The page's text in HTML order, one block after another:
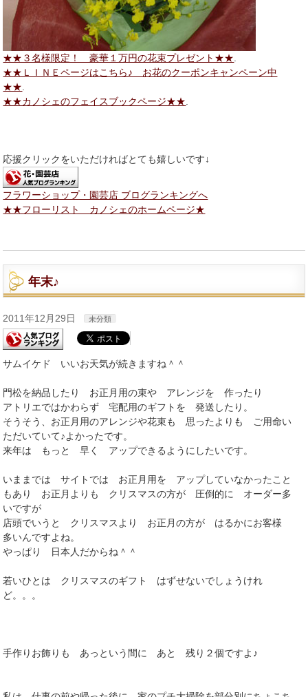
★★３名様限定！ 豪華１万円の花束プレゼント★★
★★ＬＩＮＥページはこちら♪ お花のクーポンキャンペーン中
★★
★★カノシェのフェイスブックページ★★
応援クリックをいただければとても嬉しいです↓
フラワーショップ・園芸店 ブログランキングへ
★★フローリスト カノシェのホームページ★
年末♪
2011年12月29日 未分類
サムイケド いいお天気が続きますね＾＾
門松を納品したり お正月用の束や アレンジを 作ったり
アトリエではかわらず 宅配用のギフトを 発送したり。
そうそう、お正月用のアレンジや花束も 思ったよりも ご用命い
ただいていて♪よかったです。
来年は もっと 早く アップできるようにしたいです。
いままでは サイトでは お正月用を アップしていなかったこと
もあり お正月よりも クリスマスの方が 圧倒的に オーダー多
いですが
店頭でいうと クリスマスより お正月の方が はるかにお客様
多いんですよね。
やっぱり 日本人だからね＾＾
若いひとは クリスマスのギフト はずせないでしょうけれ
ど。。。
手作りお飾りも あっという間に あと 残り２個ですよ♪